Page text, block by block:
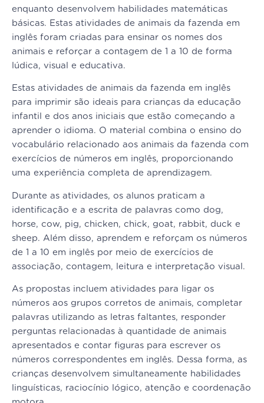
enquanto desenvolvem habilidades matemáticas
básicas. Estas atividades de animais da fazenda em
inglês foram criadas para ensinar os nomes dos
animais e reforçar a contagem de 1 a 10 de forma
lúdica, visual e educativa.
Estas atividades de animais da fazenda em inglês
para imprimir são ideais para crianças da educação
infantil e dos anos iniciais que estão começando a
aprender o idioma. O material combina o ensino do
vocabulário relacionado aos animais da fazenda com
exercícios de números em inglês, proporcionando
uma experiência completa de aprendizagem.
Durante as atividades, os alunos praticam a
identificação e a escrita de palavras como dog,
horse, cow, pig, chicken, chick, goat, rabbit, duck e
sheep. Além disso, aprendem e reforçam os números
de 1 a 10 em inglês por meio de exercícios de
associação, contagem, leitura e interpretação visual.
As propostas incluem atividades para ligar os
números aos grupos corretos de animais, completar
palavras utilizando as letras faltantes, responder
perguntas relacionadas à quantidade de animais
apresentados e contar figuras para escrever os
números correspondentes em inglês. Dessa forma, as
crianças desenvolvem simultaneamente habilidades
linguísticas, raciocínio lógico, atenção e coordenação